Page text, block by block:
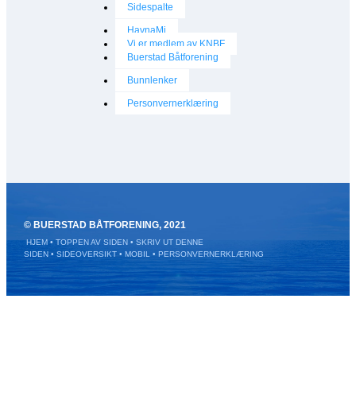
Sidespalte
HavnaMi
Vi er medlem av KNBF
Buerstad Båtforening
Bunnlenker
Personvernerklæring
© BUERSTAD BÅTFORENING, 2021
HJEM• TOPPEN AV SIDEN• SKRIV UT DENNE
SIDEN• SIDEOVERSIKT• MOBIL• PERSONVERNERKLÆRING